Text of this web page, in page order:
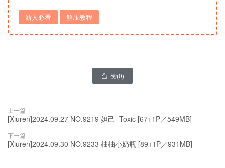
新人必看 解压教程
 赞(0)
上一篇
[Xiuren]2024.09.27 NO.9219 妲己_Toxic [67+1P／549MB]
下一篇
[Xiuren]2024.09.30 NO.9233 柚柚小奶瓶 [89+1P／931MB]